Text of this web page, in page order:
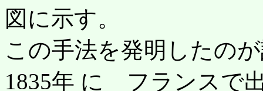
図に示す。
この手法を発明したの
1835年 に フランスで